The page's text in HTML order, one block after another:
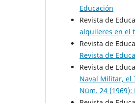
Educación
Revista de
alquileres en el
Revista de
Revista de
Revista de
Naval Militar, el
Núm. 24 (1969):